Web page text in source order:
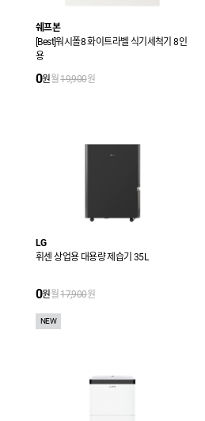
쉐프본
[Best]워시폴8 화이트라벨 식기세척기 8인
용
0원월19,900원
LG
휘센 상업용 대용량 제습기 35L
0원월17,900원
NEW